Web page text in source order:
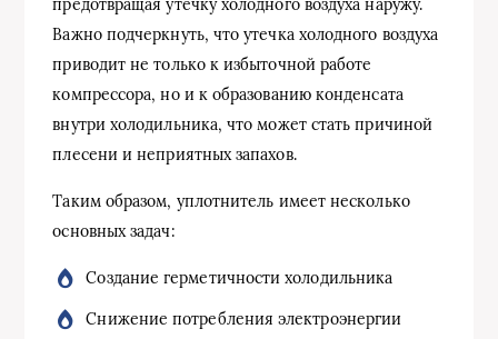
предотвращая утечку холодного воздуха наружу.
Важно подчеркнуть, что утечка холодного воздуха
приводит не только к избыточной работе
компрессора, но и к образованию конденсата
внутри холодильника, что может стать причиной
плесени и неприятных запахов.
Таким образом, уплотнитель имеет несколько
основных задач:
Создание герметичности холодильника
Снижение потребления электроэнергии